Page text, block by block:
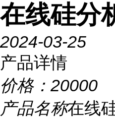
在线硅分
2024-03-25
产品详情
价格： 20000
产品名称在线